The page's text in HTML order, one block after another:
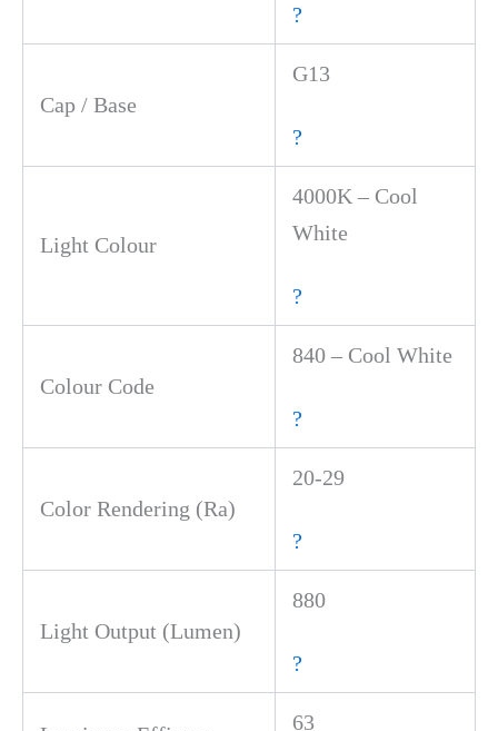
?
Cap / Base
G13
?
Light Colour
4000K – Cool
White
?
Colour Code
840 – Cool White
?
Color Rendering (Ra)
20-29
?
Light Output (Lumen)
880
?
63